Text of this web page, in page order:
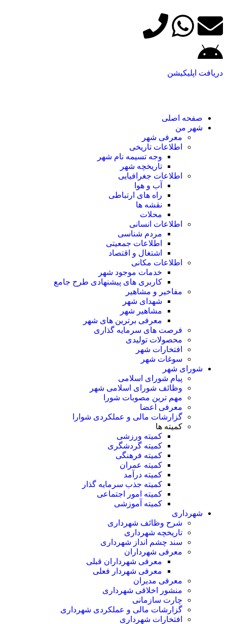
دریافت اپلیکیشن
صفحه اصلی
شهر من
معرفی شهر
اطلاعات تاریخی
وجه تسیمه نام شهر
تاریخچه شهر
اطلاعات جغرافیایی
آب و هوا
راه های ارتباطی
نقشه ها
محلات
اطلاعات انسانی
مردم شناسی
اطلاعات جمعیتی
اشتغال و اقتصاد
اطلاعات مکانی
خدمات موجود شهر
کاربری های پیشنهادی طرح جامع
مفاخیر و مشاهیر
شهدای شهر
مشاهیر شهر
معرفی برترین های شهر
فرصت های سرمایه گذاری
محصولات تولیدی
افتخارات شهر
سوغات شهر
شورای شهر
پیام شورای اسلامی
وظائف شورای اسلامی شهر
مهم ترین مصوبات شورا
معرفی اعضا
گزارشات مالی و عملکردی شوارا
کمیته ها
کمیته ورزشی
کمیته گردشگری
کمیته فرهنگی
کمیته عمران
کمیته درآمد
کمیته جذب سرمایه گذار
کمیته امور اجتماعی
کمیته آموزشی
شهرداری
شرح وظائف شهرداری
تاریخچه شهرداری
سند چشم انداز شهرداری
معرفی شهرداران
معرفی شهرداران قبلی
معرفی شهردار فعلی
معرفی مدیران
منشور اخلاقی شهرداری
چارت سازمانی
گزارشات مالی و عملکردی شهرداری
افتخارات شهرداری